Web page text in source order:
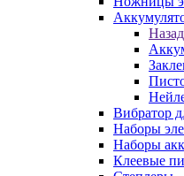
Назад
Вибратор
Наборы
Наборы
Клеевые